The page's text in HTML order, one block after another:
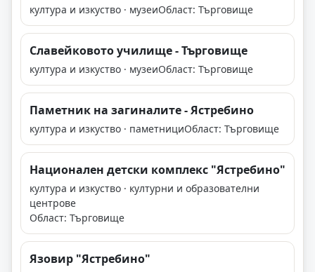
култура и изкуство · музеиОбласт: Търговище
Славейковото училище - Търговище
култура и изкуство · музеиОбласт: Търговище
Паметник на загиналите - Ястребино
култура и изкуство · паметнициОбласт: Търговище
Национален детски комплекс "Ястребино"
култура и изкуство · културни и образователни
центрове
Област: Търговище
Язовир "Ястребино"